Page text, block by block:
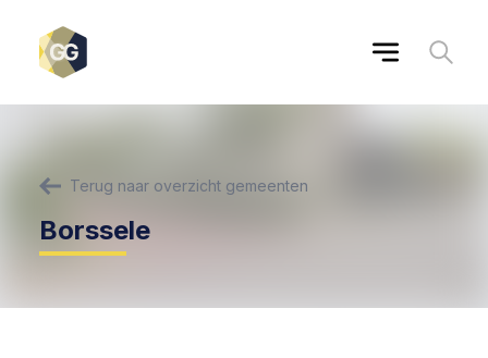
Terug naar overzicht gemeenten
Borssele